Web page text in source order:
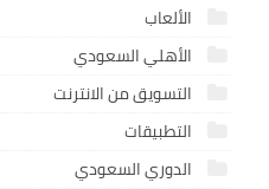
الألعاب
الأهلي السعودي
التسويق من الانترنت
التطبيقات
الدوري السعودي